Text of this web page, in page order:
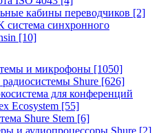
кабины переводчиков [2]
синхронного
[10]
и микрофоны [1050]
Shure [626]
для конференций
Ecosystem [55]
Shure Stem [6]
и аудиопроцессоры Shure [2]